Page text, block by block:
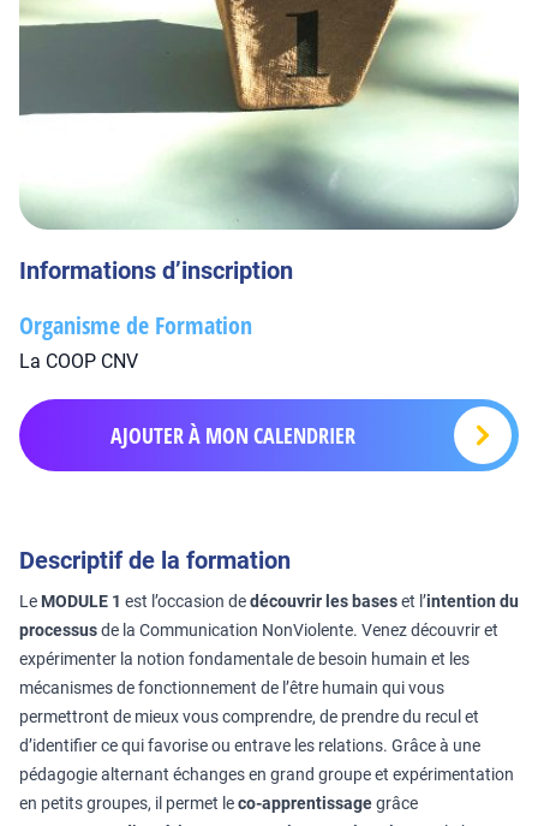
Informations d’inscription
Organisme de Formation
La COOP CNV
AJOUTER À MON CALENDRIER
Descriptif de la formation
Le MODULE 1 est l’occasion dedécouvrir les baseset l’intention du
processusde la Communication NonViolente. Venez découvrir et
expérimenter la notion fondamentale de besoin humain et les
mécanismes de fonctionnement de l’être humain qui vous
permettront de mieux vous comprendre, de prendre du recul et
d’identifier ce qui favorise ou entrave les relations. Grâce à une
pédagogie alternant échanges en grand groupe et expérimentation
en petits groupes, il permet leco-apprentissagegrâce